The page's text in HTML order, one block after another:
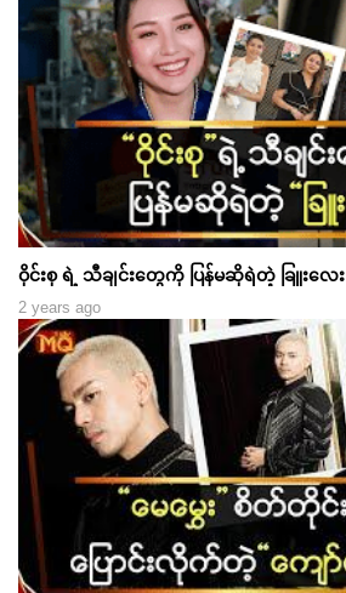
ဝိုင်းစု ရဲ့ သီချင်းတွေကို ပြန်မဆိုရဲတဲ့ ခြူးလေး
2 years ago